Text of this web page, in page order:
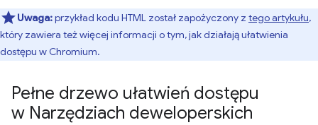
Uwaga:przykład kodu HTML został zapożyczony z tego artykułu,
który zawiera też więcej informacji o tym, jak działają ułatwienia
dostępu w Chromium.
Pełne drzewo ułatwień dostępu
w Narzędziach deweloperskich